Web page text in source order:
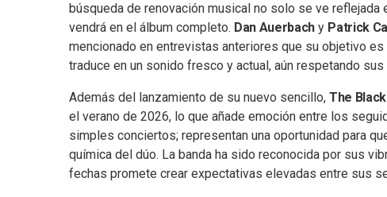
búsqueda de renovación musical no solo se ve reflejada
vendrá en el álbum completo. Dan Auerbach y Patrick
mencionado en entrevistas anteriores que su objetivo
traduce en un sonido fresco y actual, aún respetando sus
Además del lanzamiento de su nuevo sencillo, The
el verano de 2026, lo que añade emoción entre los
simples conciertos; representan una oportunidad para
química del dúo. La banda ha sido reconocida por sus
fechas promete crear expectativas elevadas entre sus